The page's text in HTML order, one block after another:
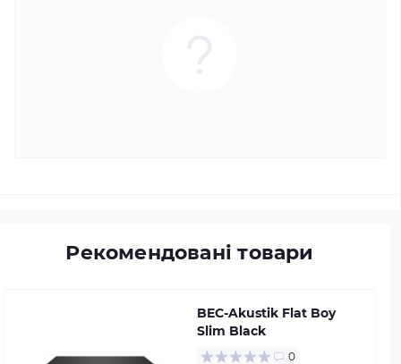
Рекомендовані товари
BEC-Akustik Flat Boy
Slim Black
0